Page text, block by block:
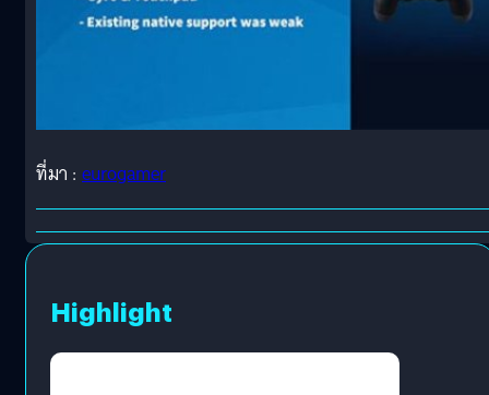
ที่มา : eurogamer
Highlight